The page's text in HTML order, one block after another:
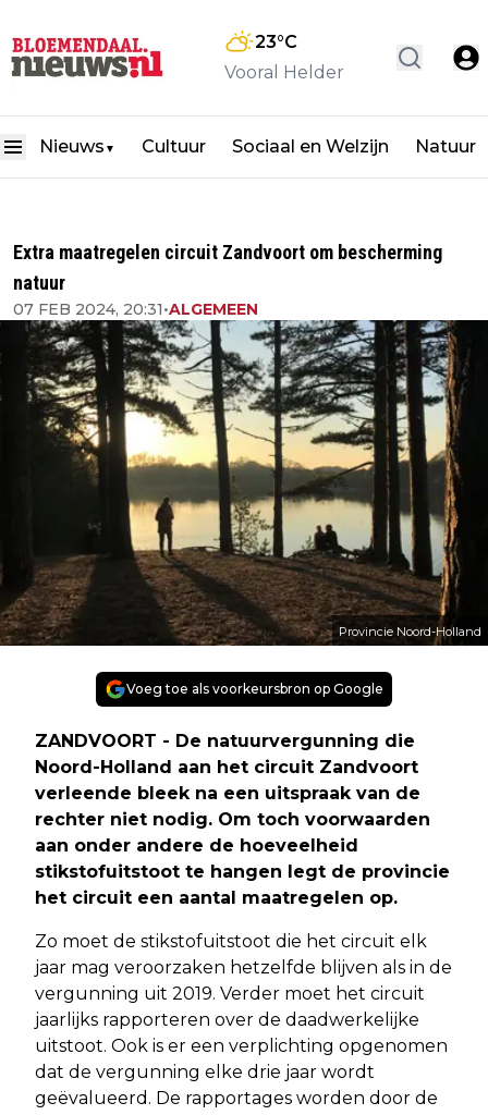
23°C
Vooral Helder
Nieuws ▼ Cultuur Sociaal en Welzijn Natuur
Extra maatregelen circuit Zandvoort om bescherming
natuur
07 FEB 2024, 20:31•ALGEMEEN
Provincie Noord-Holland
Voeg toe als voorkeursbron op Google
ZANDVOORT - De natuurvergunning die
Noord-Holland aan het circuit Zandvoort
verleende bleek na een uitspraak van de
rechter niet nodig. Om toch voorwaarden
aan onder andere de hoeveelheid
stikstofuitstoot te hangen legt de provincie
het circuit een aantal maatregelen op.
Zo moet de stikstofuitstoot die het circuit elk
jaar mag veroorzaken hetzelfde blijven als in de
vergunning uit 2019. Verder moet het circuit
jaarlijks rapporteren over de daadwerkelijke
uitstoot. Ook is er een verplichting opgenomen
dat de vergunning elke drie jaar wordt
geëvalueerd. De rapportages worden door de